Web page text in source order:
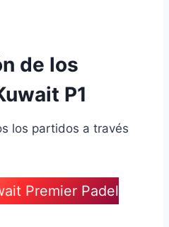
de los
P1
los partidos a través
Premier Padel